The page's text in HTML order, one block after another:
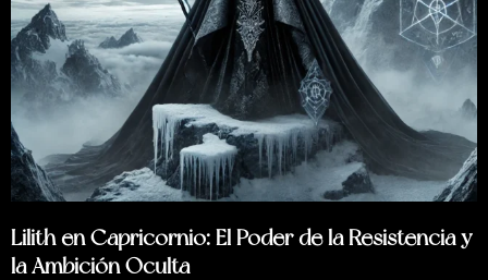
Lilith en Capricornio: El Poder de la Resistencia y
la Ambición Oculta